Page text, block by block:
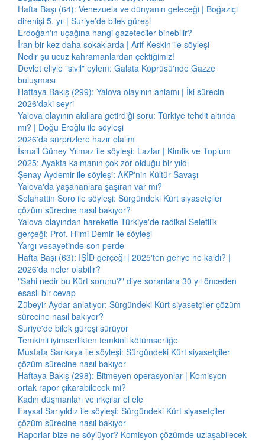
Hafta Başı (64): Venezuela ve dünyanın geleceği | Boğaziçi
direnişi 5. yıl | Suriye’de bilek güreşi
Erdoğan'ın uçağına hangi gazeteciler binebilir?
İran bir kez daha sokaklarda | Arif Keskin ile söyleşi
Nedir şu ucuz kahramanlardan çektiğimiz!
Devlet eliyle "sivil" eylem: Galata Köprüsü'nde Gazze
buluşması
Haftaya Bakış (299): Yalova olayının anlamı | İki sürecin
2026'daki seyri
Yalova olayının akıllara getirdiği soru: Türkiye tehdit altında
mı? | Doğu Eroğlu ile söyleşi
2026'da sürprizlere hazır olalım
İsmail Güney Yılmaz ile söyleşi: Lazlar | Kimlik ve Toplum
2025: Ayakta kalmanın çok zor olduğu bir yıldı
Şenay Aydemir ile söyleşi: AKP'nin Kültür Savaşı
Yalova'da yaşananlara şaşıran var mı?
Selahattin Soro ile söyleşi: Sürgündeki Kürt siyasetçiler
çözüm sürecine nasıl bakıyor?
Yalova olayından hareketle Türkiye'de radikal Selefilik
gerçeği: Prof. Hilmi Demir ile söyleşi
Yargı vesayetinde son perde
Hafta Başı (63): IŞİD gerçeği | 2025'ten geriye ne kaldı? |
2026'da neler olabilir?
"Sahi nedir bu Kürt sorunu?" diye soranlara 30 yıl önceden
esaslı bir cevap
Zübeyir Aydar anlatıyor: Sürgündeki Kürt siyasetçiler çözüm
sürecine nasıl bakıyor?
Suriye'de bilek güreşi sürüyor
Temkinli iyimserlikten temkinli kötümserliğe
Mustafa Sarıkaya ile söyleşi: Sürgündeki Kürt siyasetçiler
çözüm sürecine nasıl bakıyor
Haftaya Bakış (298): Bitmeyen operasyonlar | Komisyon
ortak rapor çıkarabilecek mi?
Kadın düşmanları ve ırkçılar el ele
Faysal Sarıyıldız ile söyleşi: Sürgündeki Kürt siyasetçiler
çözüm sürecine nasıl bakıyor
Raporlar bize ne söylüyor? Komisyon çözümde uzlaşabilecek